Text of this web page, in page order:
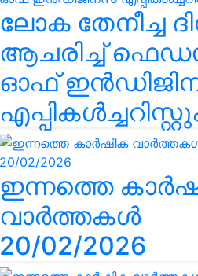
ലോക തേനീച്ച
ആചരിച്ച്
ഓഫ്
ഇന്നത്തെ
വാർത്തകൾ
20/02/2026